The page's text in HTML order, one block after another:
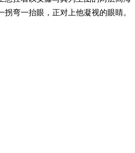
弯一抬眼，正对上他凝视的眼睛。